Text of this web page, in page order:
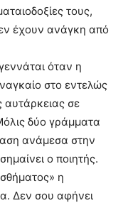
τους,
έχουν ανάγκη από
όταν η
στο εντελώς
αυτάρκειας σε
δύο γράμματα
ανάμεσα στην
ο ποιητής.
η
Δεν σου αφήνει